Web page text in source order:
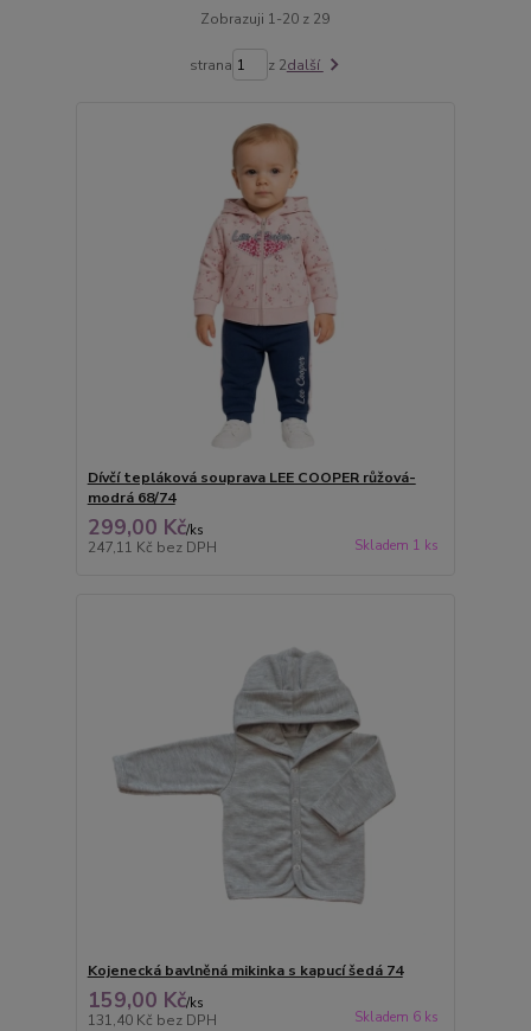
Zobrazuji 1-20 z 29
strana z 2další
Dívčí tepláková souprava LEE COOPER růžová-
modrá 68/74
299,00 Kč/ks
247,11 Kč bez DPH Skladem 1 ks
Kojenecká bavlněná mikinka s kapucí šedá 74
159,00 Kč/ks
131,40 Kč bez DPH Skladem 6 ks